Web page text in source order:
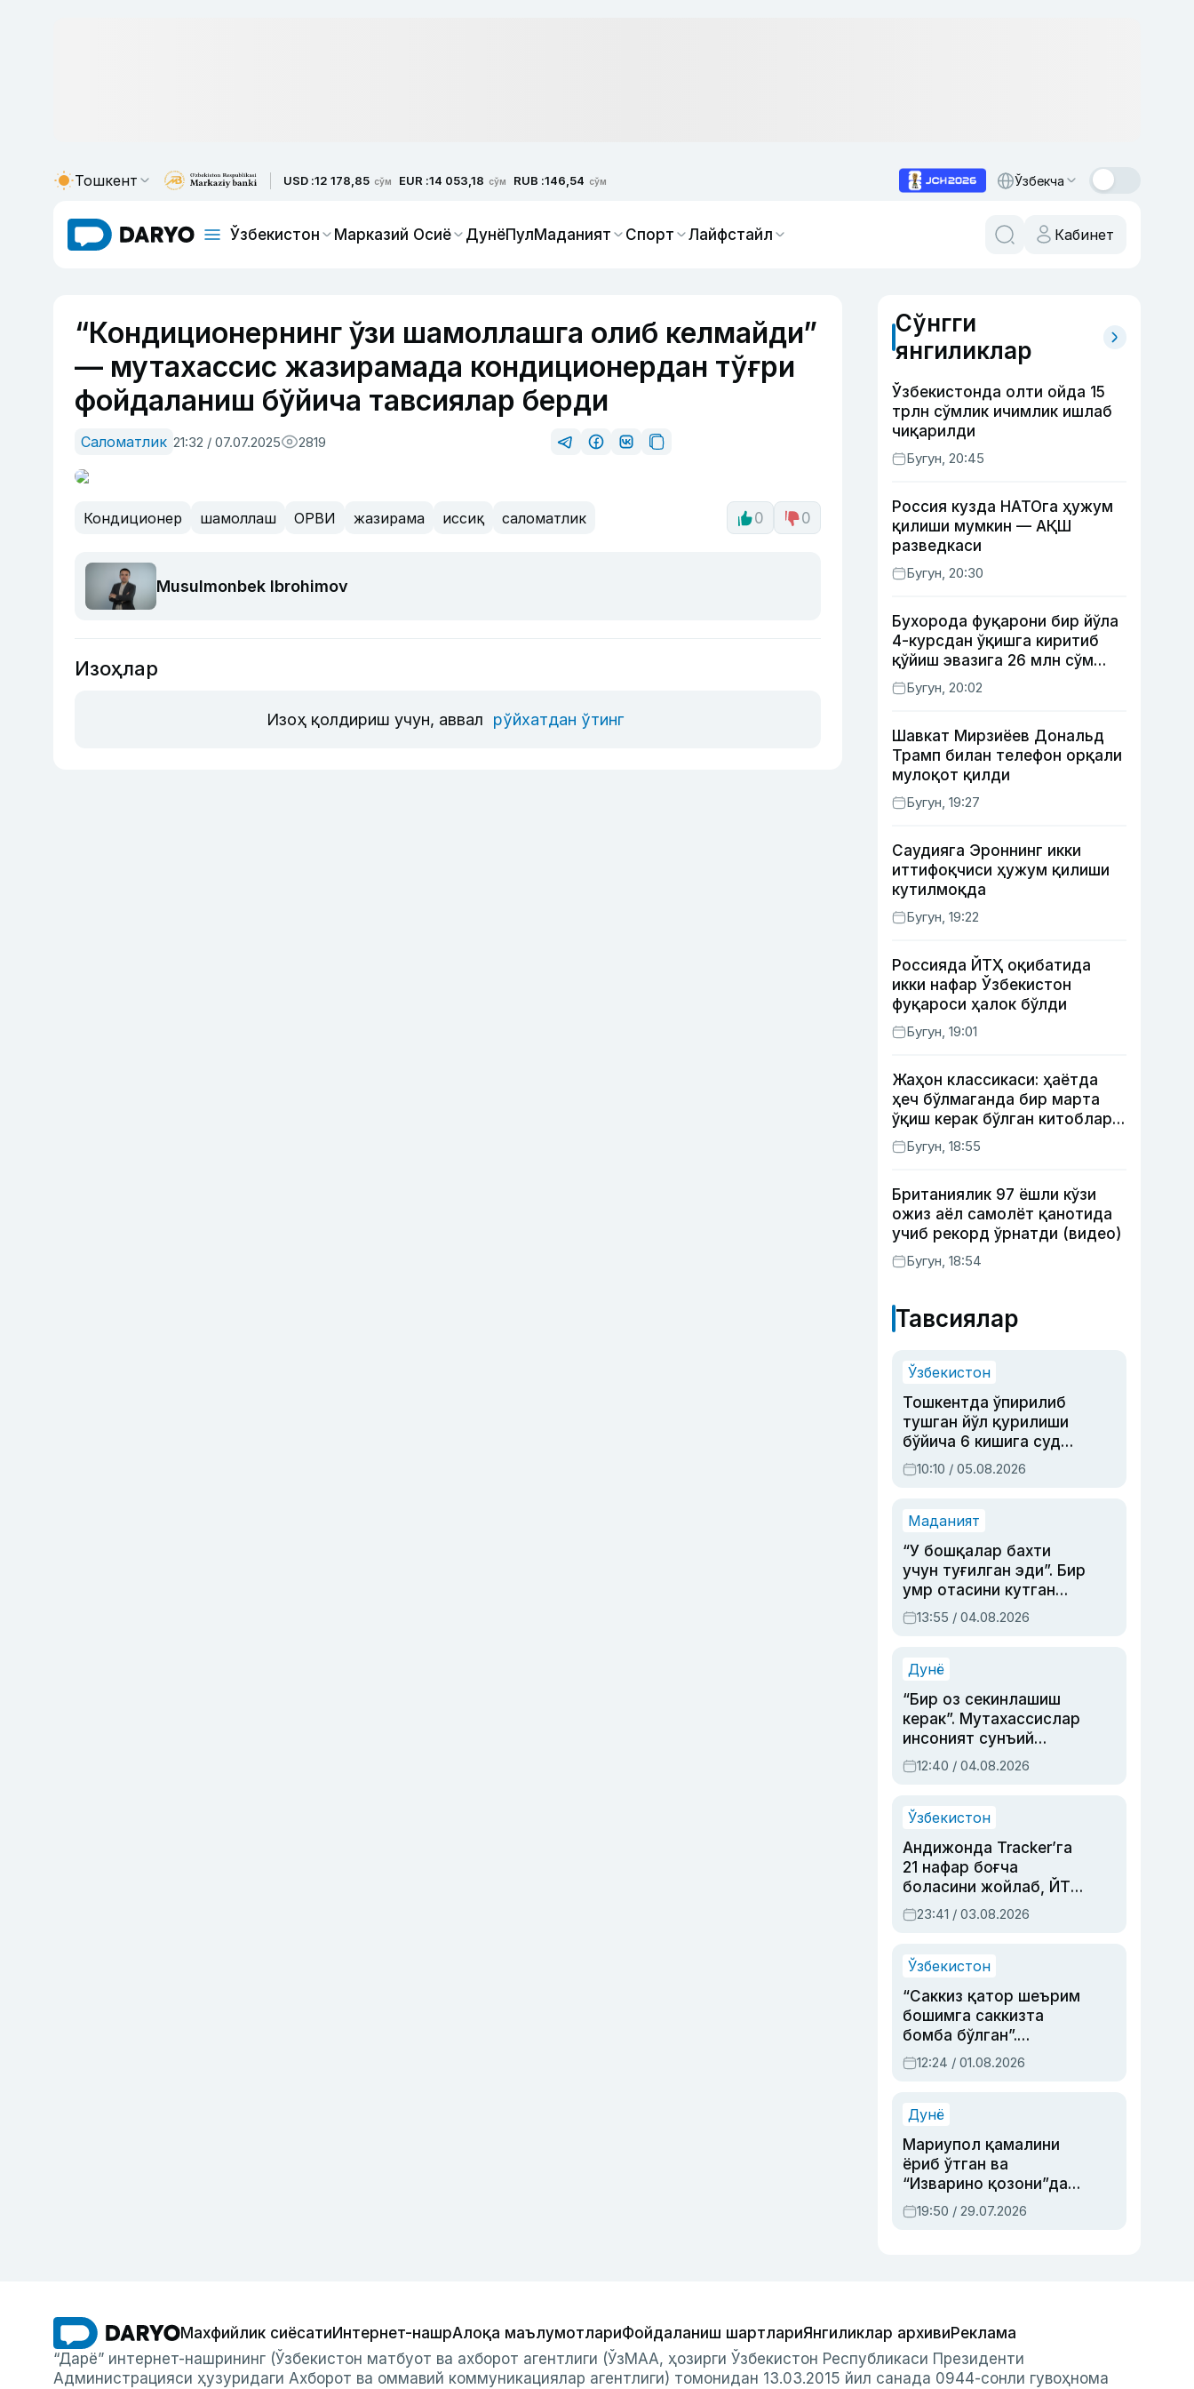
Тошкент USD :12 178,85 сўм EUR :14 053,18 сўм RUB :146,54 сўм Ўзбекча
Ўзбекистон Марказий Осиё ДунёПулМаданият Спорт Лайфстайл Кабинет
“Кондиционернинг ўзи шамоллашга олиб келмайди”
— мутахассис жазирамада кондиционердан тўғри
фойдаланиш бўйича тавсиялар берди
Саломатлик 21:32 / 07.07.2025 2819
Кондиционер шамоллаш ОРВИ жазирама иссиқ саломатлик 0 0
Musulmonbek Ibrohimov
Изоҳлар
Изоҳ қолдириш учун, аввал рўйхатдан ўтинг
Сўнгги
янгиликлар
Ўзбекистонда олти ойда 15
трлн сўмлик ичимлик ишлаб
чиқарилди
Бугун, 20:45
Россия кузда НАТОга ҳужум
қилиши мумкин — АҚШ
разведкаси
Бугун, 20:30
Бухорода фуқарони бир йўла
4-курсдан ўқишга киритиб
қўйиш эвазига 26 млн сўм
олган шахс ушланди
Бугун, 20:02
Шавкат Мирзиёев Дональд
Трамп билан телефон орқали
мулоқот қилди
Бугун, 19:27
Саудияга Эроннинг икки
иттифоқчиси ҳужум қилиши
кутилмоқда
Бугун, 19:22
Россияда ЙТҲ оқибатида
икки нафар Ўзбекистон
фуқароси ҳалок бўлди
Бугун, 19:01
Жаҳон классикаси: ҳаётда
ҳеч бўлмаганда бир марта
ўқиш керак бўлган китоблар
(II қисм)
Бугун, 18:55
Британиялик 97 ёшли кўзи
ожиз аёл самолёт қанотида
учиб рекорд ўрнатди (видео)
Бугун, 18:54
Тавсиялар
Ўзбекистон
Тошкентда ўпирилиб
тушган йўл қурилиши
бўйича 6 кишига суд
ҳукми ўқилди
10:10 / 05.08.2026
Маданият
“У бошқалар бахти
учун туғилган эди”. Бир
умр отасини кутган
актриса ва дубльяж
устаси Римма
синовларга тўла ҳаёти
13:55 / 04.08.2026
Дунё
“Бир оз секинлашиш
керак”. Мутахассислар
инсоният сунъий
интеллектни бошқара
олмай қолишидан
12:40 / 04.08.2026
Ўзбекистон
Андижонда Tracker’га
21 нафар боғча
боласини жойлаб, ЙТҲ
содир этган аёлга суд
ҳукми ўқилди
23:41 / 03.08.2026
Ўзбекистон
“Саккиз қатор шеърим
бошимга саккизта
бомба бўлган”.
Абдулла Ориповни
сиёсий айбловлардан
12:24 / 01.08.2026
Дунё
Мариупол қамалини
ёриб ўтган ва
“Изварино қозони”дан
чиққан қаҳрамон —
Украина армияси бош
19:50 / 29.07.2026
Махфийлик сиёсатиИнтернет-нашрАлоқа маълумотлариФойдаланиш шартлариЯнгиликлар архивиРеклама
“Дарё” интернет-нашрининг (Ўзбекистон матбуот ва ахборот агентлиги (ЎзМАА, ҳозирги Ўзбекистон Республикаси Президенти
Администрацияси ҳузуридаги Ахборот ва оммавий коммуникациялар агентлиги) томонидан 13.03.2015 йил санада 0944-сонли гувоҳнома